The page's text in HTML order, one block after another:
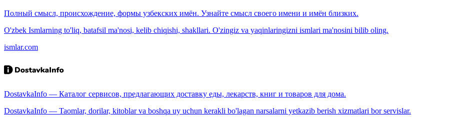
Полный смысл, происхождение, формы узбекских имён. Узнайте смысл своего имени и имён близких.
O'zbek Ismlarning to'liq, batafsil ma'nosi, kelib chiqishi, shakllari. O'zingiz va yaqinlaringizni ismlari ma'nosini bilib oling.
ismlar.com
DostavkaInfo — Каталог сервисов, предлагающих доставку еды, лекарств, книг и товаров для дома.
DostavkaInfo — Taomlar, dorilar, kitoblar va boshqa uy uchun kerakli bo'lagan narsalarni yetkazib berish xizmatlari bor servislar.